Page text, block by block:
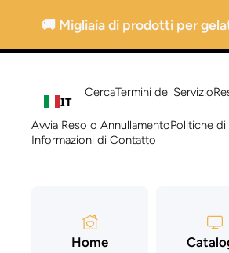
Vai direttamente ai contenuti
🚚 Migliaia di prodotti per
IT
CercaTermini del Servizio
Avvia Reso o AnnullamentoPolitiche
Informazioni di Contatto
Home